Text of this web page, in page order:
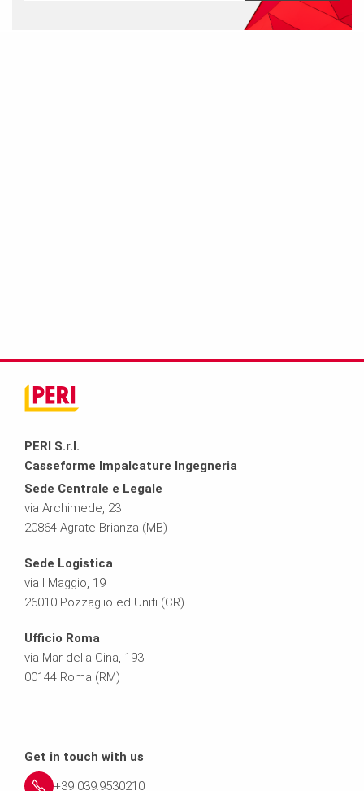
PERI S.r.l.
Casseforme Impalcature Ingegneria
Sede Centrale e Legale
via Archimede, 23
20864 Agrate Brianza (MB)
Sede Logistica
via I Maggio, 19
26010 Pozzaglio ed Uniti (CR)
Ufficio Roma
via Mar della Cina, 193
00144 Roma (RM)
Get in touch with us
+39 039.9530210